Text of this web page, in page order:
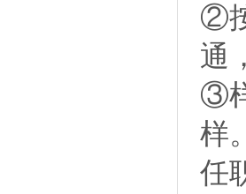
②
通
③
样。
任